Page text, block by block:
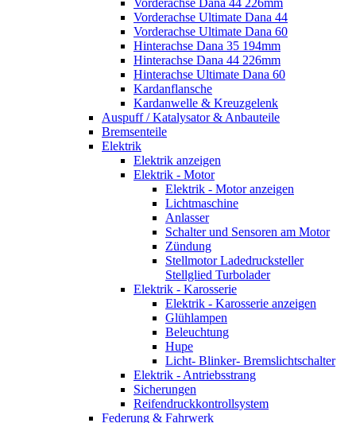
Vorderachse Ultimate Dana 44
Vorderachse Ultimate Dana 60
Hinterachse Dana 35 194mm
Hinterachse Dana 44 226mm
Hinterachse Ultimate Dana 60
Kardanflansche
Kardanwelle & Kreuzgelenk
Auspuff / Katalysator & Anbauteile
Bremsenteile
Elektrik
Elektrik anzeigen
Elektrik - Motor
Elektrik - Motor anzeigen
Lichtmaschine
Anlasser
Schalter und Sensoren am Motor
Zündung
Stellmotor Ladedrucksteller
Stellglied Turbolader
Elektrik - Karosserie
Elektrik - Karosserie anzeigen
Glühlampen
Beleuchtung
Hupe
Licht- Blinker- Bremslichtschalter
Elektrik - Antriebsstrang
Sicherungen
Reifendruckkontrollsystem
Federung & Fahrwerk